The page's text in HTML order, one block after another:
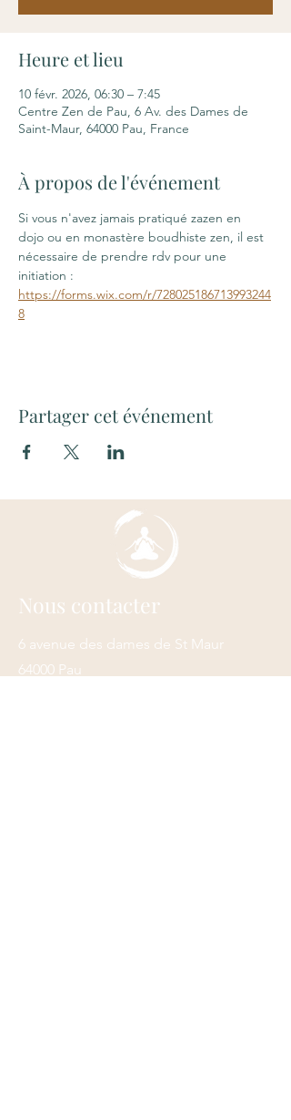
Heure et lieu
10 févr. 2026, 06:30 – 7:45
Centre Zen de Pau, 6 Av. des Dames de
Saint-Maur, 64000 Pau, France
À propos de l'événement
Si vous n'avez jamais pratiqué zazen en
dojo ou en monastère boudhiste zen, il est
nécessaire de prendre rdv pour une
initiation :
https://forms.wix.com/r/728025186713993244
8
Partager cet événement
Nous contacter
6 avenue des dames de St Maur
64000 Pau